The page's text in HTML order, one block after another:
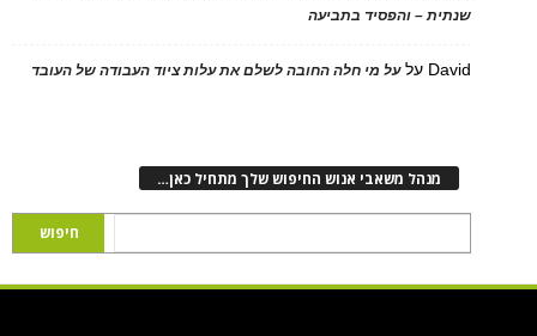
שנתית – והפסיד בתביעה
David עלעל מי חלה החובה לשלם את עלות ציוד העבודה של העובד
מנהל משאבי אנוש החיפוש שלך מתחיל כאן…